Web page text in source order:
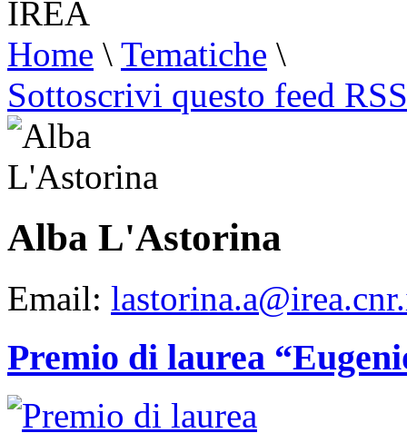
Home \ Tematiche \
Sottoscrivi questo feed RSS
Alba L'Astorina
Email:
Premio di laurea